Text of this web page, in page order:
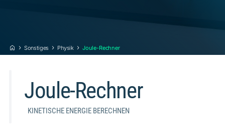
Sonstiges
Sonstiges Physik Joule-Rechner
Joule-Rechner
KINETISCHE ENERGIE BERECHNEN